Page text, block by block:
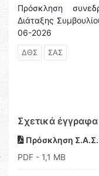
Πρόσκληση
Διάταξης
06-2026
ΔΘΣ ΣΑΣ
Σχετικά έγγραφα
Πρόσκληση
PDF - 1,1 MB